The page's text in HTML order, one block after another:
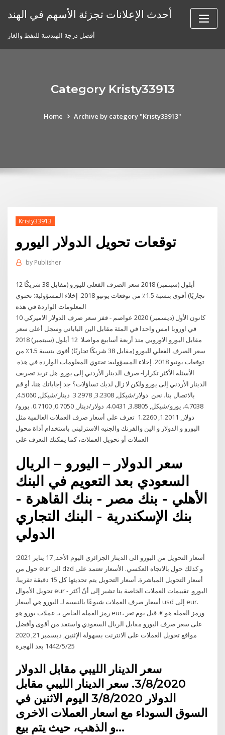
أحدث الإعلانات تجزئة الأسهم في الهند
أفضل درجة الهندسة للنفط والغاز
Category Kristy33913
Home Archive by category "Kristy33913"
Kristy33913
توقعات تحويل الدولار اليورو
by Publisher
12 أيلول (سبتمبر) 2018 سعر الصرف الفعلي لليورو (مقابل 38 شريكًا
تجاريًا) أقوى بنسبة 1.5٪ من توقعات يونيو 2018. إخلاء المسؤولية: تحتوي
10 كانون الأول (ديسمبر) 2020 عواصم - قفز سعر صرف الدولار الاميركي
في اوروبا امس واحدا في المئة مقابل الين الياباني وسجل أعلى سعر
مقابل اليورو الاوروبي منذ أربعة أسابيع مواصلا 12 أيلول (سبتمبر) 2018
سعر الصرف الفعلي لليورو (مقابل 38 شريكًا تجاريًا) أقوى بنسبة 1.5٪ من
توقعات يونيو 2018. إخلاء المسؤولية: تحتوي المعلومات الواردة في هذه
الأسئلة الأكثر تكرارا- صرف الدينار الأردني إلى يورو. هل تريد تصريف
الدينار الأردني إلى يورو ولكن لا زال لديك تساؤلات؟ جد إجاباتك هنا، أو قم
بالاتصال بنا، نحن دولار/شيكل, 3.2308, 3.2978. دينار/شيكل, 4.5060,
4.7038. يورو/شيكل, 3.8805, 4.0431. دولار/دينار, 0.7050, 0.7100. يورو/
دولار, 1.2011, 1.2260 تعرف على أسعار صرف العملات العالمية مثل
اليورو و الدولار و الين والفرنك والجنيه الاسترليني باستخدام أداة محول
سعر الدولار – اليورو – الريال
السعودي بعد التعويم في البنك
الأهلي - بنك مصر - بنك القاهرة -
بنك الإسكندرية - البنك التجاري
الدولي
أسعار التحويل من اليورو الى الدينار الجزائري اليوم الأحد, 17 يناير 2021:
حول من eur الى dzd و كذلك حول بالاتجاه العكسي. الأسعار تعتمد على
أسعار التحويل المباشرة. أسعار التحويل يتم تحديثها كل 15 دقيقة تقريبا.
تحويل الأموال eur - اليورو. تقييمات العملات الخاصة بنا تشير إلى أنّ أكثر
أسعار صرف العملات شيوعًا بالنسبة لـ اليورو هي أسعار usd إلى eur.
رمز العملة الخاص بـ عملات يورو هو eur، ورمز العملة هو €. قبل يوم تعر
على سعر صرف اليورو مقابل الريال السعودي واستفد من أقوى وأفضل
مواقع تحويل العملات على الانترنت بسهولة الإثنين, ديسمبر 21, 2020
25‏‏/5‏‏/1442 بعد الهجرة
سعر الدينار الليبي مقابل الدولار
3/8/2020. سعر الدينار الليبي مقابل
الدولار 3/8/2020 اليوم الاثنين في
السوق السوداء مع اسعار العملات الاخرى
و الذهب، حيث يتم بيع…